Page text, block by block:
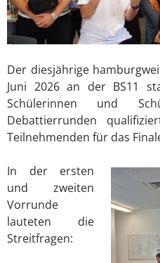
Der diesjährige
Juni 2026 an der BS11
Schülerinnen und
Debattierrunden
Teilnehmenden für das
In der ersten
und zweiten
Vorrunde
lauteten die
Streitfragen: